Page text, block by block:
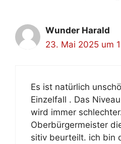
Wunder Harald
23. Mai 2025 um
Es ist na­tür­lich
Ein­zel­fall . Das
wird im­mer
Ober­bür­ger­meis­ter
si­tiv be­ur­teilt. ich bin